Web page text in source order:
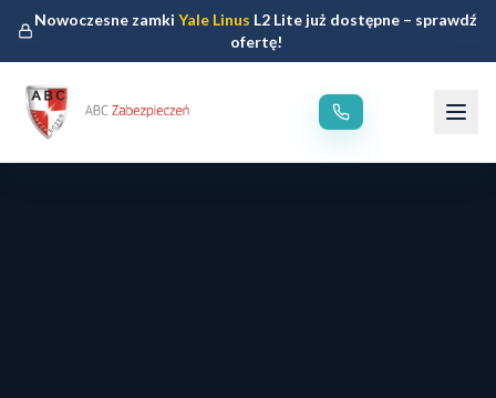
Nowoczesne zamkiYale Linus L2 Lite już dostępne – sprawdź
ofertę!